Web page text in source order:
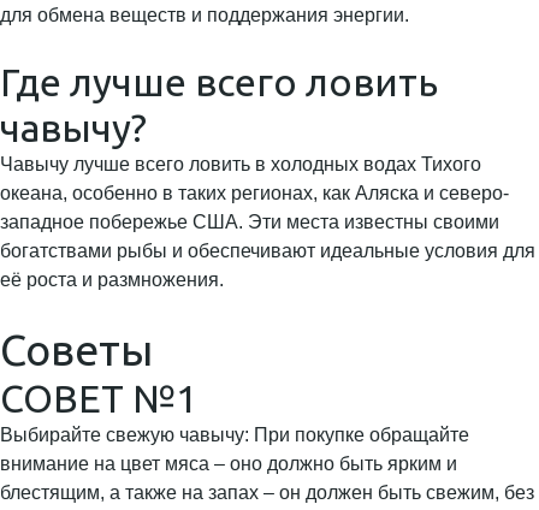
для обмена веществ и поддержания энергии.
Где лучше всего ловить
чавычу?
Чавычу лучше всего ловить в холодных водах Тихого
океана, особенно в таких регионах, как Аляска и северо-
западное побережье США. Эти места известны своими
богатствами рыбы и обеспечивают идеальные условия для
её роста и размножения.
Советы
СОВЕТ №1
Выбирайте свежую чавычу: При покупке обращайте
внимание на цвет мяса – оно должно быть ярким и
блестящим, а также на запах – он должен быть свежим, без